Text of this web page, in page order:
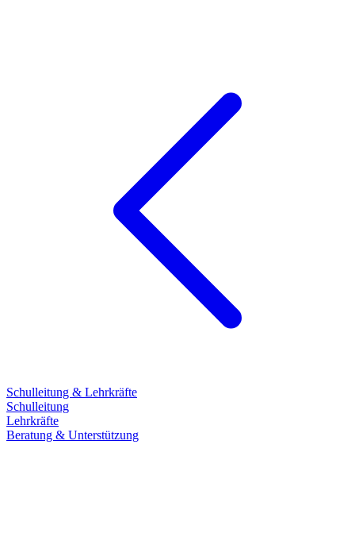
Schulleitung & Lehrkräfte
Schulleitung
Lehrkräfte
Beratung & Unterstützung